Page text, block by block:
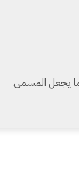
يجعل المسمى